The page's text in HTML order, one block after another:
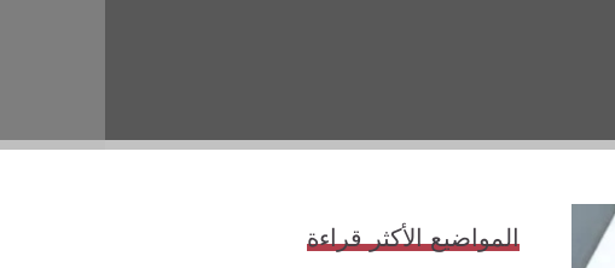
المواضيع الأكثر قراءة